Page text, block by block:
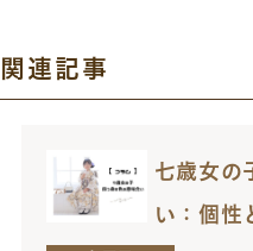
関連記事
七歳女
い：個性